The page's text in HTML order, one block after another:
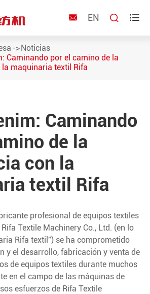
 EN  
Noticias
Caminando por el camino de la
la maquinaria textil Rifa
Caminando
de la
con la
textil Rifa
profesional de equipos textiles
Textile Machinery Co., Ltd. (en lo
Rifa textil") se ha comprometido
y el desarrollo, fabricación y venta de
de equipos textiles durante muchos
en el campo de las máquinas de
esfuerzos de Rifa Textile